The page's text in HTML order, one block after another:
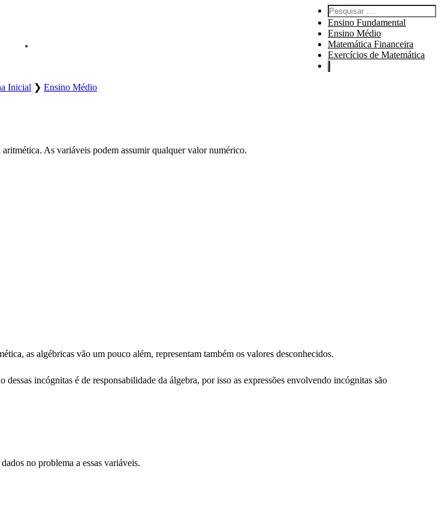
Pesquisar por:
Ensino Fundamental
Ensino Médio
Matemática Financeira
Exercícios de Matemática
Inicial ❯ Ensino Médio
As variáveis podem assumir qualquer valor numérico.
as algébricas vão um pouco além, representam também os valores desconhecidos.
incógnitas é de responsabilidade da álgebra, por isso as expressões envolvendo incógnitas são
no problema a essas variáveis.